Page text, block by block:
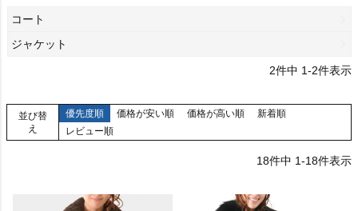
コート
ジャケット
2件中 1-2件表示
並び替
え
優先度順 価格が安い順 価格が高い順
新着順
レビュー順
18件中 1-18件表示